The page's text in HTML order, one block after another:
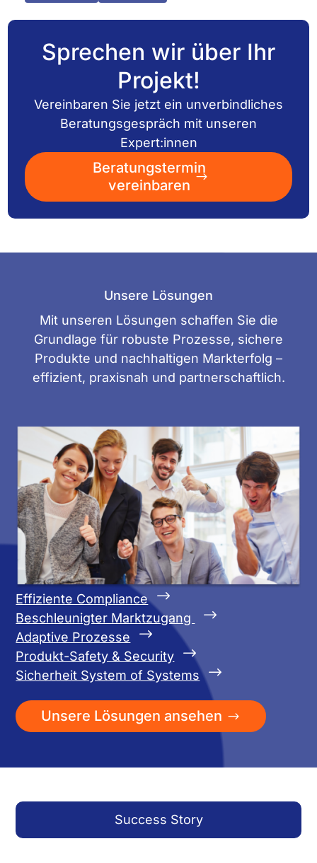
Sprechen wir über Ihr
Projekt!
Vereinbaren Sie jetzt ein unverbindliches
Beratungsgespräch mit unseren
Expert:innen
Beratungstermin
vereinbaren
Unsere Lösungen
Mit unseren Lösungen schaffen Sie die
Grundlage für robuste Prozesse, sichere
Produkte und nachhaltigen Markterfolg –
effizient, praxisnah und partnerschaftlich.
Effiziente Compliance $
Beschleunigter Marktzugang $
Adaptive Prozesse $
Produkt-Safety & Security $
Sicherheit System of Systems $
Unsere Lösungen ansehen
Success Story